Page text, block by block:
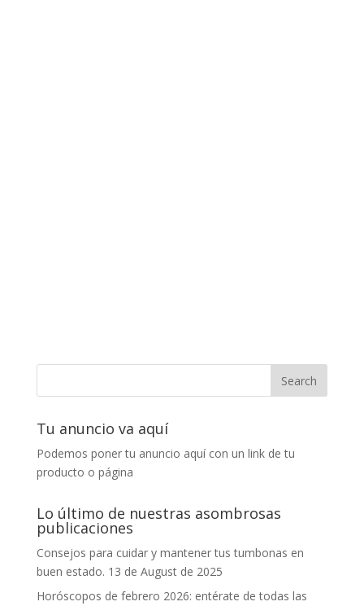
Tu anuncio va aquí
Podemos poner tu anuncio aquí con un link de tu
producto o página
Lo último de nuestras asombrosas
publicaciones
Consejos para cuidar y mantener tus tumbonas en
buen estado. 13 de August de 2025
Horóscopos de febrero 2026: entérate de todas las